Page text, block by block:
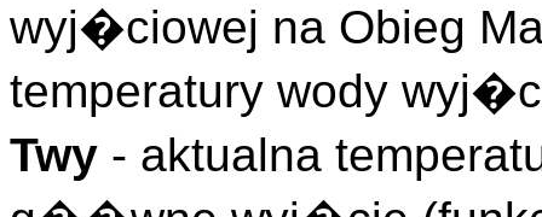
wyj�ciowej na Obieg
temperatury wody
Twy - aktualna